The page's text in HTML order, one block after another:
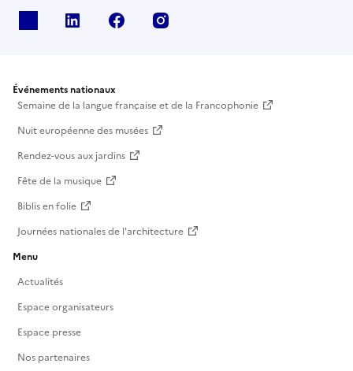
Linkedin Facebook
Événements nationaux
Semaine de la langue française et de la Francophonie
Nuit européenne des musées
Rendez-vous aux jardins
Fête de la musique
Biblis en folie
Journées nationales de l'architecture
Menu
Actualités
Espace organisateurs
Espace presse
Nos partenaires